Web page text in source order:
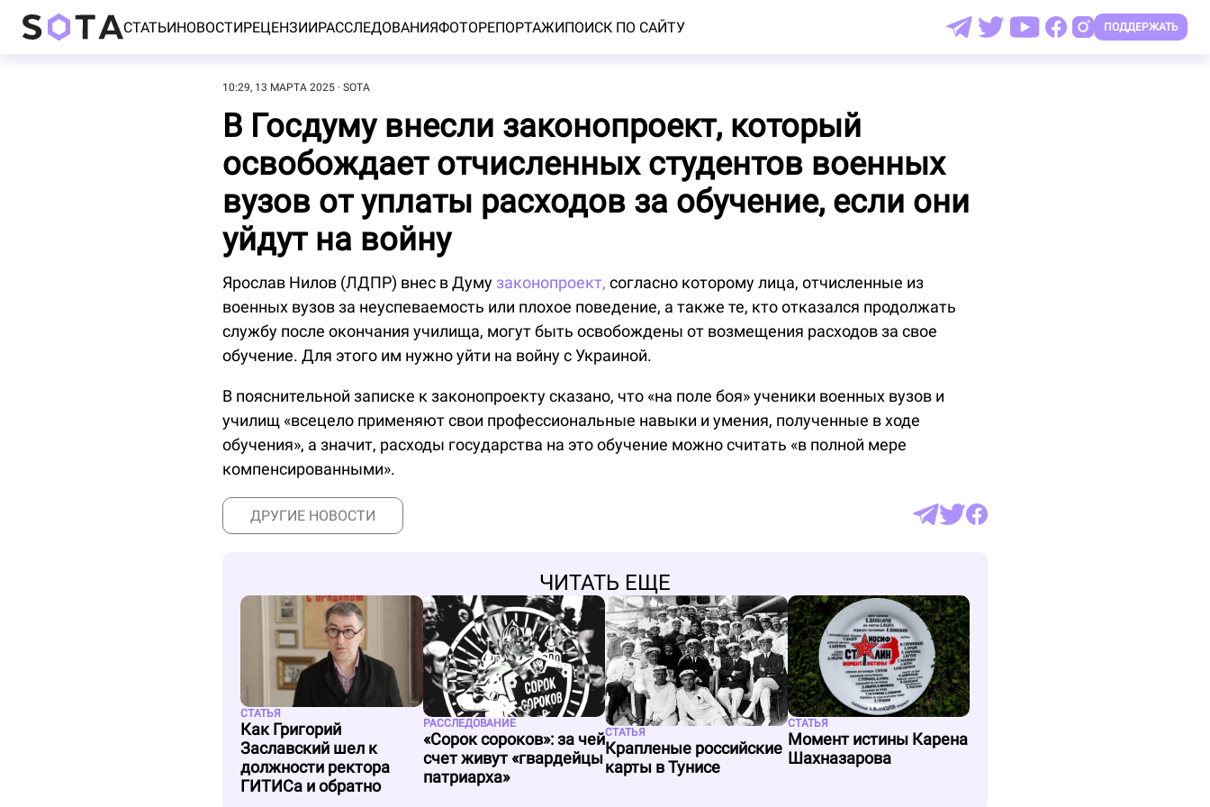
СТАТЬИНОВОСТИРЕЦЕНЗИИРАССЛЕДОВАНИЯФОТОРЕПОРТАЖИПОИСК ПО САЙТУ ПОДДЕРЖАТЬ
10:29, 13 МАРТА 2025 SOTA
В Госдуму внесли законопроект, который
освобождает отчисленных студентов военных
вузов от уплаты расходов за обучение, если они
уйдут на войну
Ярослав Нилов (ЛДПР) внес в Думу законопроект, согласно которому лица, отчисленные из
военных вузов за неуспеваемость или плохое поведение, а также те, кто отказался продолжать
службу после окончания училища, могут быть освобождены от возмещения расходов за свое
обучение. Для этого им нужно уйти на войну с Украиной.
В пояснительной записке к законопроекту сказано, что «на поле боя» ученики военных вузов и
училищ «всецело применяют свои профессиональные навыки и умения, полученные в ходе
обучения», а значит, расходы государства на это обучение можно считать «в полной мере
компенсированными».
ДРУГИЕ НОВОСТИ
ЧИТАТЬ ЕЩЕ
СТАТЬЯ
Как Григорий
Заславский шел к
должности ректора
ГИТИСа и обратно
РАССЛЕДОВАНИЕ
«Сорок сороков»: за чей
счет живут «гвардейцы
патриарха»
СТАТЬЯ
Крапленые российские
карты в Тунисе
СТАТЬЯ
Момент истины Карена
Шахназарова